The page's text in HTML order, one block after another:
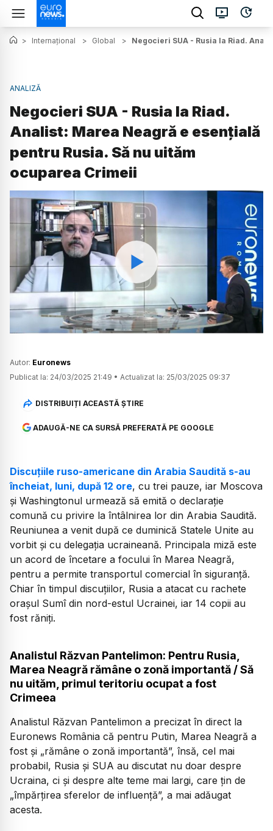
> Internațional > Global > Negocieri SUA - Rusia la Riad.
ANALIZĂ
Negocieri SUA - Rusia la Riad.
Analist: Marea Neagră e esențială
pentru Rusia. Să nu uităm
ocuparea Crimeii
Watch
Autor: Euronews
Publicat la: 24/03/2025 21:49 • Actualizat la: 25/03/2025 09:37
DISTRIBUIȚI ACEASTĂ ȘTIRE
ADAUGĂ-NE CA SURSĂ PREFERATĂ PE GOOGLE
Discuțiile ruso-americane din Arabia Saudită s-au
încheiat, luni, după 12 ore, cu trei pauze, iar Moscova
și Washingtonul urmează să emită o declarație
comună cu privire la întâlnirea lor din Arabia Saudită.
Reuniunea a venit după ce duminică Statele Unite au
vorbit și cu delegația ucraineană. Principala miză este
un acord de încetare a focului în Marea Neagră,
pentru a permite transportul comercial în siguranță.
Chiar în timpul discuțiilor, Rusia a atacat cu rachete
orașul Sumî din nord-estul Ucrainei, iar 14 copii au
fost răniți.
Analistul Răzvan Pantelimon: Pentru Rusia,
Marea Neagră rămâne o zonă importantă / Să
nu uităm, primul teritoriu ocupat a fost
Crimeea
Analistul Răzvan Pantelimon a precizat în direct la
Euronews România că pentru Putin, Marea Neagră a
fost și „rămâne o zonă importantă”, însă, cel mai
probabil, Rusia și SUA au discutat nu doar despre
Ucraina, ci și despre alte teme mai largi, care țin de
„împărțirea sferelor de influență”, a mai adăugat
acesta.